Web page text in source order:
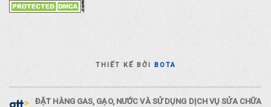
THIẾT KẾ BỞIBOTA
ĐẶT HÀNG GAS, GẠO, NƯỚC VÀ SỬ DỤNG DỊCH VỤ SỬA CHỮA